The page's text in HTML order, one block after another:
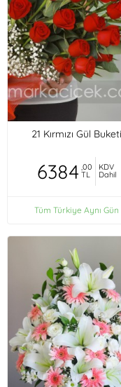
21 Kırmızı Gül Buketi
6384 ,00
TL
KDV
Dahil
Tüm Türkiye Aynı Gün